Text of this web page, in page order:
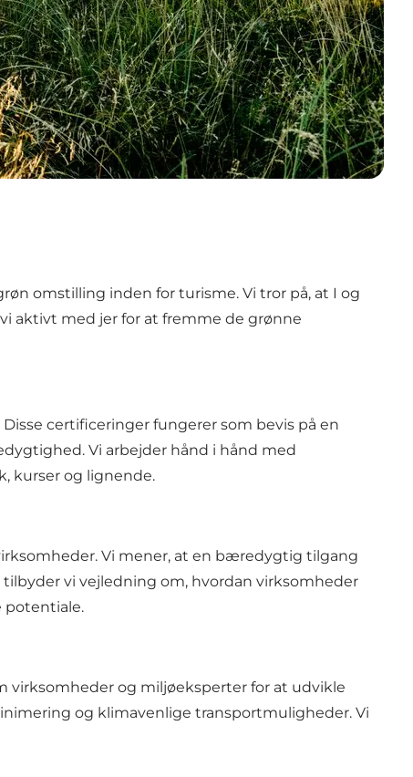
omstilling inden for turisme. Vi tror på, at I og
aktivt med jer for at fremme de grønne
certificeringer fungerer som bevis på en
Vi arbejder hånd i hånd med
kurser og lignende.
Vi mener, at en bæredygtig tilgang
vi vejledning om, hvordan virksomheder
potentiale.
virksomheder og miljøeksperter for at udvikle
og klimavenlige transportmuligheder. Vi